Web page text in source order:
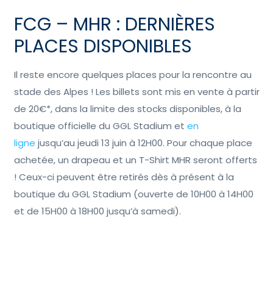
FCG – MHR : DERNIÈRES
PLACES DISPONIBLES
Il reste encore quelques places pour la rencontre au
stade des Alpes ! Les billets sont mis en vente à partir
de 20€*, dans la limite des stocks disponibles, à la
boutique officielle du GGL Stadium et en
ligne jusqu’au jeudi 13 juin à 12H00. Pour chaque place
achetée, un drapeau et un T-Shirt MHR seront offerts
! Ceux-ci peuvent être retirés dès à présent à la
boutique du GGL Stadium (ouverte de 10H00 à 14H00
et de 15H00 à 18H00 jusqu’à samedi).